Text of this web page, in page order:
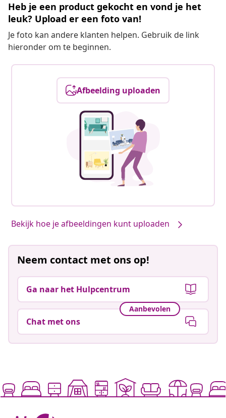
Heb je een product gekocht en vond je het
leuk? Upload er een foto van!
Je foto kan andere klanten helpen. Gebruik de link
hieronder om te beginnen.
Afbeelding uploaden
Bekijk hoe je afbeeldingen kunt uploaden
Neem contact met ons op!
Ga naar het Hulpcentrum
Aanbevolen
Chat met ons